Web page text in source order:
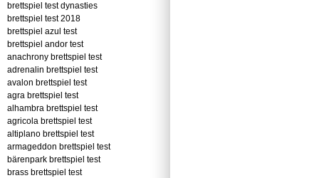
brettspiel test dynasties
brettspiel test 2018
brettspiel azul test
brettspiel andor test
anachrony brettspiel test
adrenalin brettspiel test
avalon brettspiel test
agra brettspiel test
alhambra brettspiel test
agricola brettspiel test
altiplano brettspiel test
armageddon brettspiel test
bärenpark brettspiel test
brass brettspiel test